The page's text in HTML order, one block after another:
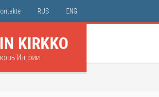
RUS ENG
KIRKKO
Ингрии